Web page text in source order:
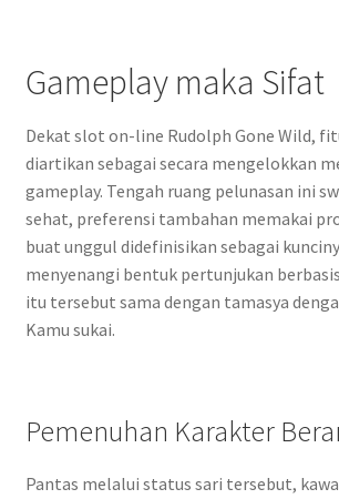
Gameplay maka Sifat
Dekat slot on-line Rudolph Gone Wild,
diartikan sebagai secara mengelokkan
gameplay. Tengah ruang pelunasan ini
sehat, preferensi tambahan memakai
buat unggul didefinisikan sebagai
menyenangi bentuk pertunjukan
itu tersebut sama dengan tamasya
Kamu sukai.
Pemenuhan Karakter
Pantas melalui status sari tersebut,